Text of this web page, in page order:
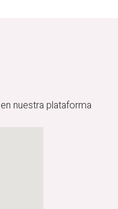
nuestra plataforma